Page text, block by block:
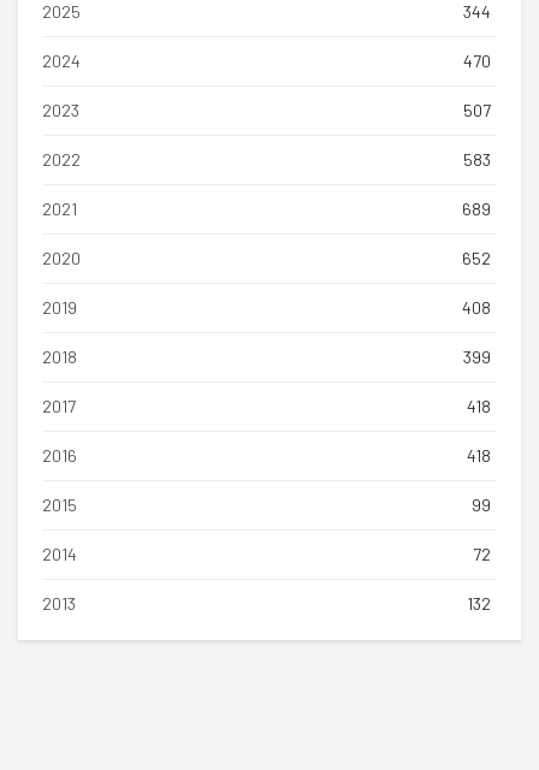
2025 344
2024 470
2023 507
2022 583
2021 689
2020 652
2019 408
2018 399
2017 418
2016 418
2015 99
2014 72
2013 132